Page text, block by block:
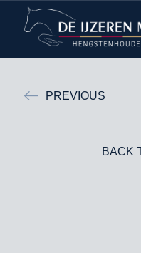
PREVIOUS
BACK